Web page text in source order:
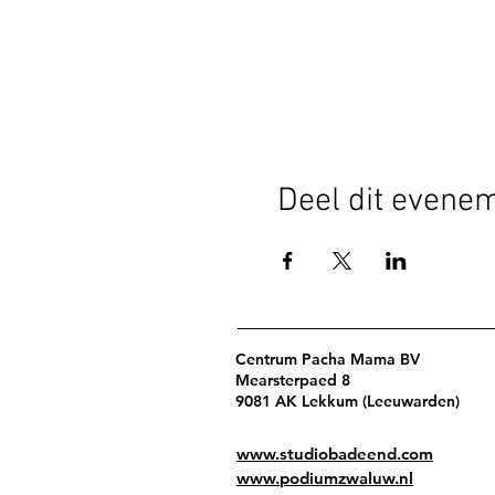
Deel dit
Centrum Pacha Mama BV
Mearsterpaed 8
9081 AK Lekkum (Leeuwarden)
www.studiobadeend.com
www.podiumzwaluw.nl